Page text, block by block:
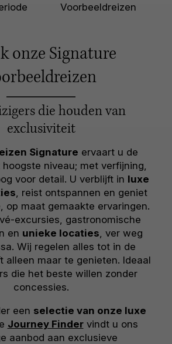
Voorbeeldreizen
onze Signature
die houden van
exclusiviteit
Signature ervaart u de
niveau; met verfijning,
voor detail. U verblijft in luxe
, reist ontspannen en geniet
op maat gemaakte ervaringen.
excursies, gastronomische
en unieke locaties , ver weg
Wij regelen alles tot in de
alleen maar te genieten. Ideaal
die het beste willen zonder
concessies.
een selectie van onze luxe
Journey Findervindt u ons
aanbod aan exclusieve